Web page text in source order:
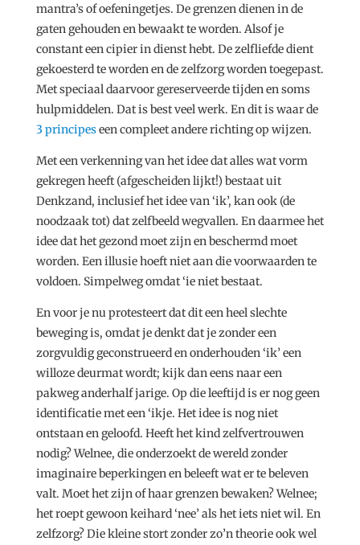
mantra’s of oefeningetjes. De grenzen dienen in de
gaten gehouden en bewaakt te worden. Alsof je
constant een cipier in dienst hebt. De zelfliefde dient
gekoesterd te worden en de zelfzorg worden toegepast.
Met speciaal daarvoor gereserveerde tijden en soms
hulpmiddelen. Dat is best veel werk. En dit is waar de
3 principeseen compleet andere richting op wijzen.
Met een verkenning van het idee dat alles wat vorm
gekregen heeft (afgescheiden lijkt!) bestaat uit
Denkzand, inclusief het idee van ‘ik’, kan ook (de
noodzaak tot) dat zelfbeeld wegvallen. En daarmee het
idee dat het gezond moet zijn en beschermd moet
worden. Een illusie hoeft niet aan die voorwaarden te
voldoen. Simpelweg omdat ‘ie niet bestaat.
En voor je nu protesteert dat dit een heel slechte
beweging is, omdat je denkt dat je zonder een
zorgvuldig geconstrueerd en onderhouden ‘ik’ een
willoze deurmat wordt; kijk dan eens naar een
pakweg anderhalf jarige. Op die leeftijd is er nog geen
identificatie met een ‘ikje. Het idee is nog niet
ontstaan en geloofd. Heeft het kind zelfvertrouwen
nodig? Welnee, die onderzoekt de wereld zonder
imaginaire beperkingen en beleeft wat er te beleven
valt. Moet het zijn of haar grenzen bewaken? Welnee;
het roept gewoon keihard ‘nee’ als het iets niet wil. En
zelfzorg? Die kleine stort zonder zo’n theorie ook wel